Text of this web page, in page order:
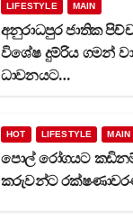
LIFESTYLE MAIN
අනුරාධපුර ජාතික
විශේෂ දුම්රිය ගමන්
ධාවනයට…
HOT LIFESTYLE MAIN
පොල් රෝගයට කඩිනම්
කරුවන්ට